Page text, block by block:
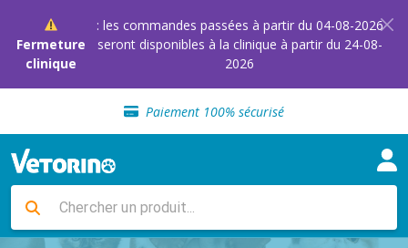
Fermeture
clinique
: les commandes passées à partir du 04-08-2026
seront disponibles à la clinique à partir du 24-08-
2026
Sélection de croquettes vétérinaire
Paiement 100% sécurisé
Livraison gratuite en clinique vétérinaire
Sélection de croquettes vétérinaire
Livraison gratuite en clinique vétérinaire
Retour gratuit en clinique